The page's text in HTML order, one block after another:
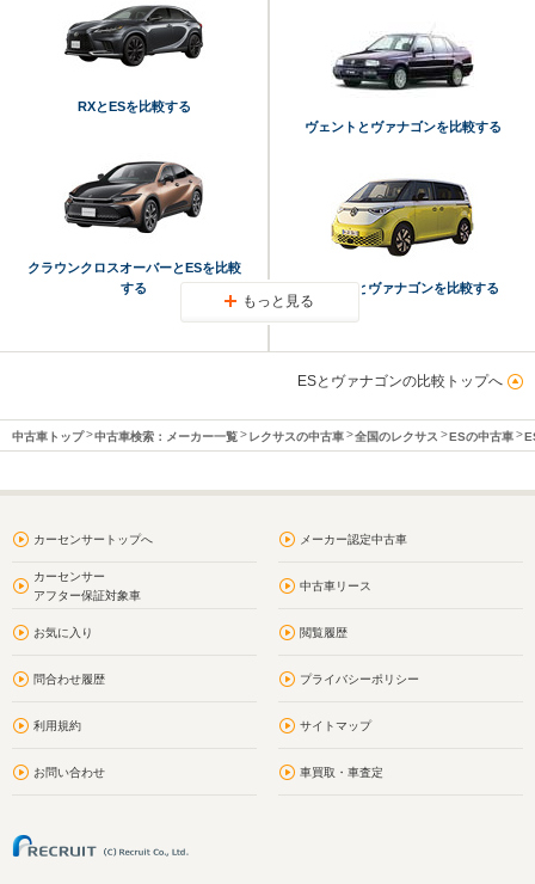
RXとESを比較する
クラウンクロスオーバーとESを比較
する
ヴェントとヴァナゴンを比較する
ID.Buzzとヴァナゴンを比較する
もっと見る
ESとヴァナゴンの比較トップへ
中古車トップ 中古車検索：メーカー一覧 レクサスの中古車 全国のレクサス ESの中古車
カーセンサートップへ メーカー認定中古車
カーセンサー
アフター保証対象車
中古車リース
お気に入り 閲覧履歴
問合わせ履歴 プライバシーポリシー
利用規約 サイトマップ
お問い合わせ 車買取・車査定